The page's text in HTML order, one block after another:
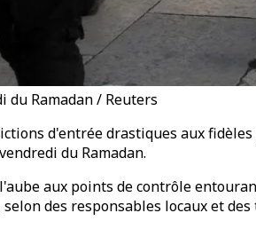
du Ramadan / Reuters
d'entrée drastiques aux
du Ramadan.
aux points de contrôle
des responsables locaux et des